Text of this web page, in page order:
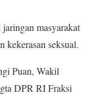
masyarakat
kekerasan seksual.
Puan, Wakil
DPR RI Fraksi